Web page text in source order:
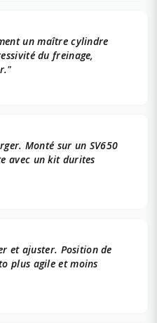
un maître cylindre
du freinage,
Monté sur un SV650
avec un kit durites
et ajuster. Position de
plus agile et moins